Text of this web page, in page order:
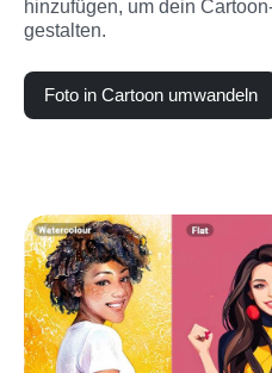
hinzufügen, um dein
gestalten.
Foto in Cartoon umwandeln